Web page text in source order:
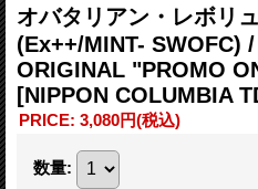
オバタリアン・レボリ
(Ex++/MINT- SWOFC)
ORIGINAL "PROMO
[NIPPON COLUMBIA
PRICE: 3,080円(税込)
数量: